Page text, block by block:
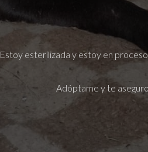
Estoy esterilizada y estoy en
Adóptame y te